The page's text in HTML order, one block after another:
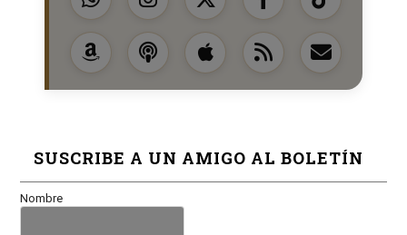
SUSCRIBE A UN AMIGO AL BOLETÍN
Nombre